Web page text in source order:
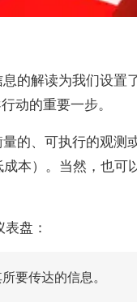
的解读为我们设置
动的重要一步。
、可执行的观测
本）。当然，也可
盘：
要传达的信息。